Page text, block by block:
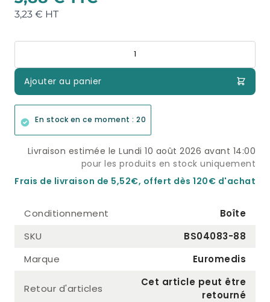
3,23 €
Ajouter au panier
En stock en ce moment : 20
Livraison estimée le Lundi 10 août 2026 avant 14:00
pour les produits en stock uniquement
Frais de livraison de 5,52€, offert dès 120€ d'achat
Conditionnement
Boîte
SKU
BS04083-88
Marque
Euromedis
Retour d'articles
Cet article peut être
retourné